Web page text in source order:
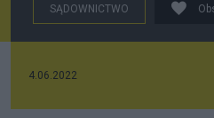
SĄDOWNICTWO
4.06.2022